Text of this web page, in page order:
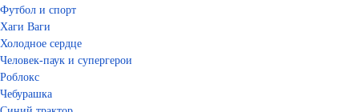
Футбол и спорт
Хаги Ваги
Холодное сердце
Человек-паук и супергерои
Роблокс
Чебурашка